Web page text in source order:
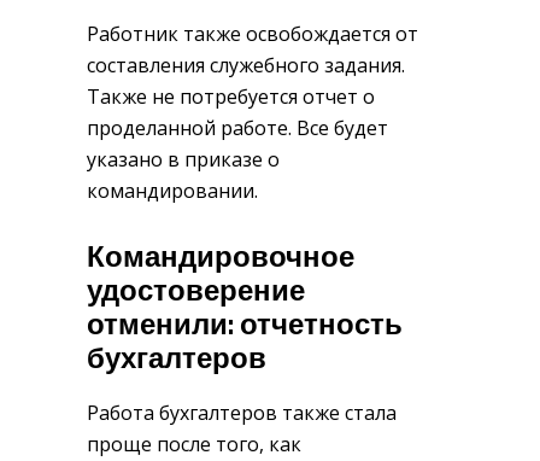
Работник также освобождается от
составления служебного задания.
Также не потребуется отчет о
проделанной работе. Все будет
указано в приказе о
командировании.
Командировочное
удостоверение
отменили: отчетность
бухгалтеров
Работа бухгалтеров также стала
проще после того, как